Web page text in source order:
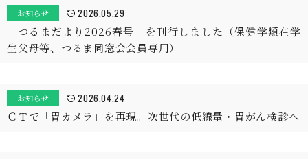
お知らせ 2026.05.29
「つるまだより2026春号」を刊行しました（保健学類在学
生父母等、つるま同窓会会員専用）
お知らせ 2026.04.24
ＣＴで「胃カメラ」を再現。次世代の低線量・胃がん検診へ